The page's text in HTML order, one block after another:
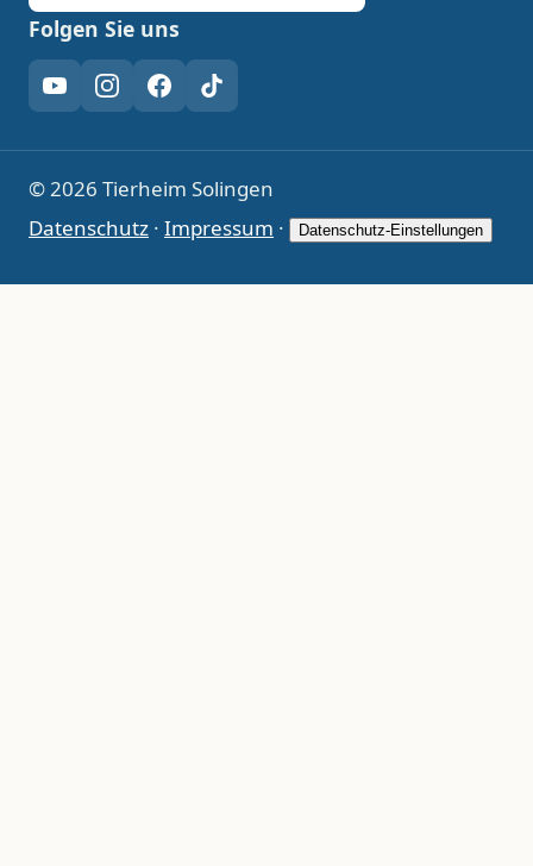
Folgen Sie uns
YouTubeInstagram
Facebook
TikTok
© 2026 Tierheim Solingen
Datenschutz · Impressum · Datenschutz-Einstellungen